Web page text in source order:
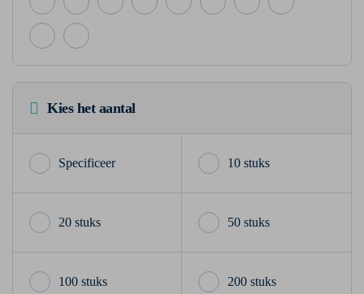
Kies het aantal
10 stuks
20 stuks 50 stuks
100 stuks 200 stuks